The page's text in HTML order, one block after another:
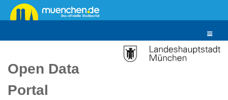
Überspringen
zum
Toggle
Open Data
Portal